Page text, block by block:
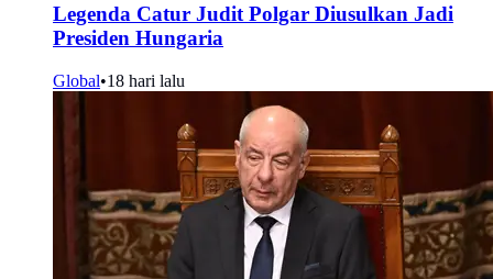
Legenda Catur Judit Polgar Diusulkan Jadi
Presiden Hungaria
Global•18 hari lalu